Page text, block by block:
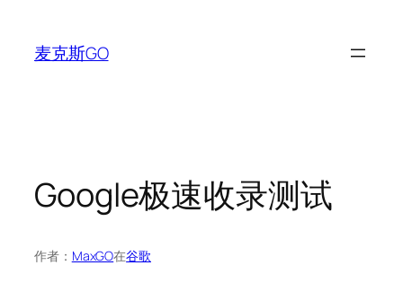
麦克斯GO
Google极速收录测试
作者： MaxGO在谷歌